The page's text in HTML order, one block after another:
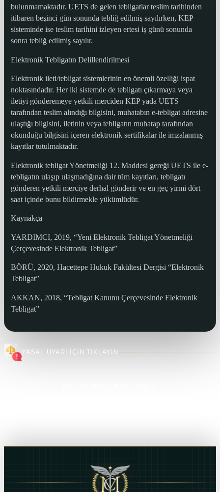
bulunmamaktadır. UETS de gelen tebligatlar teslim tarihinden
itibaren beşinci gün sonunda tebliğ edilmiş sayılırken, KEP
sisteminde ise teslim tarihini izleyen ertesi iş günü sonunda
sonra tebliğ edilmiş sayılır.
Elektronik Tebligatın Delillendirilmesi
Elektronik ileti/tebligat sistemlerinin en önemli özelliği ispat
noktasındadır. Her iki sistemde de tebligatı çıkarmaya veya
iletiyi gönderemeye yetkili merciden KEP yada UETS
tarafından teslim alındığı bilgisini, muhatabın e-tebligat adresine
ulaştığı bilgisini, iletinin veya tebligatın muhatap tarafından
okunduğu bilgisini içeren elektronik sertifikalar ile imzalanmış
kayıtlar tutulmaktadır.
Elektronik tebligat Yönetmeliği 12. Maddesi gereği UETS ile e-
tebligatın ulaşıp ulaşmadığına dair tüm kayıtları, tebligatı
gönderen yetkili merciye derhal gönderir ve en geç yirmi dört
saat içinde bunu bildirmekle yükümlüdür.
Kaynakça
YARDIMCI, 2019, “Yeni Elektronik Tebligat Yönetmeliği
Çerçevesinde Elektronik Tebligat”
BÖRÜ, 2020, Hacettepe Hukuk Fakültesi Dergisi “Elektronik
Tebligat”
AKKAN, 2018, “Tebligat Kanunu Çerçevesinde Elektronik
Tebligat”
YASAL UYARI İÇİN TIKLAYIN